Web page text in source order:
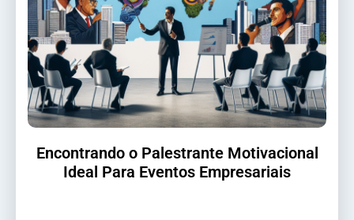
Encontrando o Palestrante Motivacional
Ideal Para Eventos Empresariais